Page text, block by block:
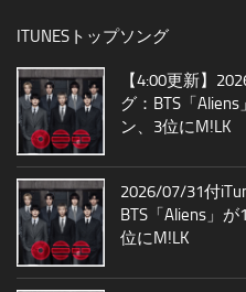
ITUNESトップソング
【4:00更新】
グ：BTS「
ン、3位にM!LK
2026/07/31付
BTS「Aliens」
位にM!LK